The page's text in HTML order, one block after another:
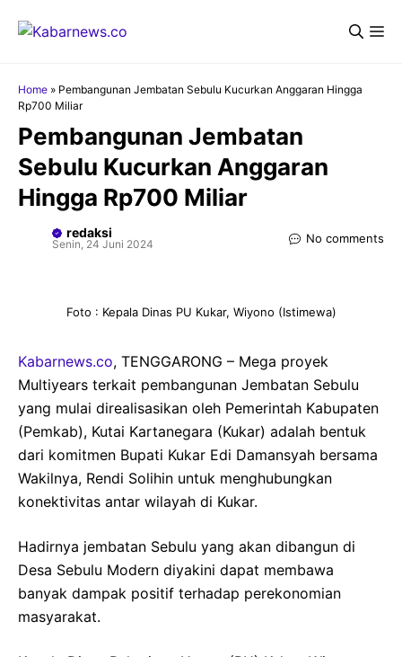
Home » Pembangunan Jembatan Sebulu Kucurkan Anggaran Hingga
Rp700 Miliar
Pembangunan Jembatan
Sebulu Kucurkan Anggaran
Hingga Rp700 Miliar
redaksi
Senin, 24 Juni 2024 No comments
Foto : Kepala Dinas PU Kukar, Wiyono (Istimewa)
Kabarnews.co, TENGGARONG – Mega proyek
Multiyears terkait pembangunan Jembatan Sebulu
yang mulai direalisasikan oleh Pemerintah Kabupaten
(Pemkab), Kutai Kartanegara (Kukar) adalah bentuk
dari komitmen Bupati Kukar Edi Damansyah bersama
Wakilnya, Rendi Solihin untuk menghubungkan
konektivitas antar wilayah di Kukar.
Hadirnya jembatan Sebulu yang akan dibangun di
Desa Sebulu Modern diyakini dapat membawa
banyak dampak positif terhadap perekonomian
masyarakat.